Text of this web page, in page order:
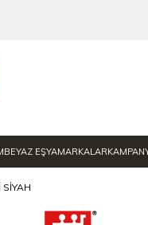
BEYAZ EŞYAMARKALAR
SIYAH